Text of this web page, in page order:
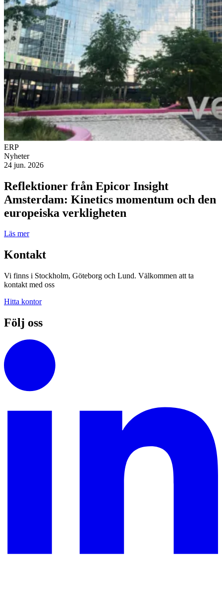
ERP
Nyheter
24 jun. 2026
Reflektioner från Epicor Insight
Amsterdam: Kinetics momentum och den
europeiska verkligheten
Läs mer
Kontakt
Vi finns i Stockholm, Göteborg och Lund. Välkommen att ta
kontakt med oss
Hitta kontor
Följ oss